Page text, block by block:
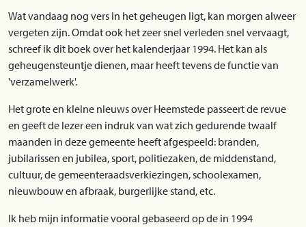
Wat vandaag nog vers in het geheugen ligt, kan morgen alweer
vergeten zijn. Omdat ook het zeer snel verleden snel vervaagt,
schreef ik dit boek over het kalenderjaar 1994. Het kan als
geheugensteuntje dienen, maar heeft tevens de functie van
'verzamelwerk'.
Het grote en kleine nieuws over Heemstede passeert de revue
en geeft de lezer een indruk van wat zich gedurende twaalf
maanden in deze gemeente heeft afgespeeld: branden,
jubilarissen en jubilea, sport, politiezaken, de middenstand,
cultuur, de gemeenteraadsverkiezingen, schoolexamen,
nieuwbouw en afbraak, burgerlijke stand, etc.
Ik heb mijn informatie vooral gebaseerd op de in 1994